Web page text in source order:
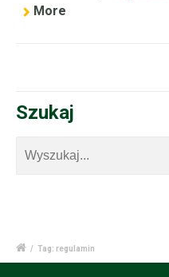
More
Szukaj
/ Tag: regulamin